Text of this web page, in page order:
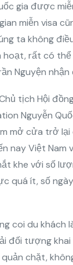
gia được
miễn visa
ta không
hoạt, rất có
Nguyện nhận
tịch Hội
Nguyễn
mở cửa trở
nay Việt Nam
khe với số
quá ít, số
coi du khách
đối tượng
chặt,